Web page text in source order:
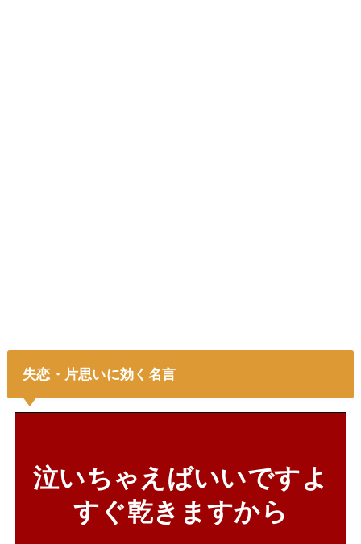
失恋・片思いに効く名言
泣いちゃえばいいですよ
すぐ乾きますから